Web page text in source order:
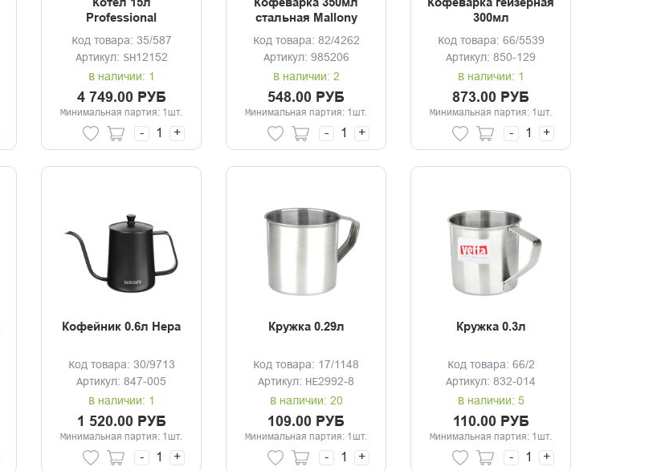
Professional
28см*25см 3-ое дно
Код товара: 35/587
Артикул: SH12152
В наличии: 1
4 749.00 РУБ
Минимальная партия: 1шт.
- +
стальная Mallony
Код товара: 82/4262
Артикул: 985206
В наличии: 2
548.00 РУБ
Минимальная партия: 1шт.
- +
300мл
Код товара: 66/5539
Артикул: 850-129
В наличии: 1
873.00 РУБ
Минимальная партия: 1шт.
- +
Кофейник 0.6л Нера
Код товара: 30/9713
Артикул: 847-005
В наличии: 1
1 520.00 РУБ
Минимальная партия: 1шт.
- +
Кружка 0.29л
Код товара: 17/1148
Артикул: HE2992-8
В наличии: 20
109.00 РУБ
Минимальная партия: 1шт.
- +
Кружка 0.3л
Код товара: 66/2
Артикул: 832-014
В наличии: 5
110.00 РУБ
Минимальная партия: 1шт.
- +